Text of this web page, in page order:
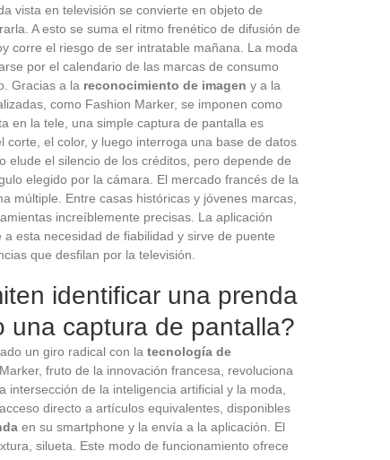
vista en televisión se convierte en objeto de
A esto se suma el ritmo frenético de difusión de
corre el riesgo de ser intratable mañana. La moda
por el calendario de las marcas de consumo
Gracias a la reconocimiento de imagen y a la
como Fashion Marker, se imponen como
en la tele, una simple captura de pantalla es
el color, y luego interroga una base de datos
elude el silencio de los créditos, pero depende de
elegido por la cámara. El mercado francés de la
múltiple. Entre casas históricas y jóvenes marcas,
increíblemente precisas. La aplicación
esta necesidad de fiabilidad y sirve de puente
que desfilan por la televisión.
identificar una prenda
una captura de pantalla?
un giro radical con la tecnología de
fruto de la innovación francesa, revoluciona
de la inteligencia artificial y la moda,
directo a artículos equivalentes, disponibles
en su smartphone y la envía a la aplicación. El
silueta. Este modo de funcionamiento ofrece